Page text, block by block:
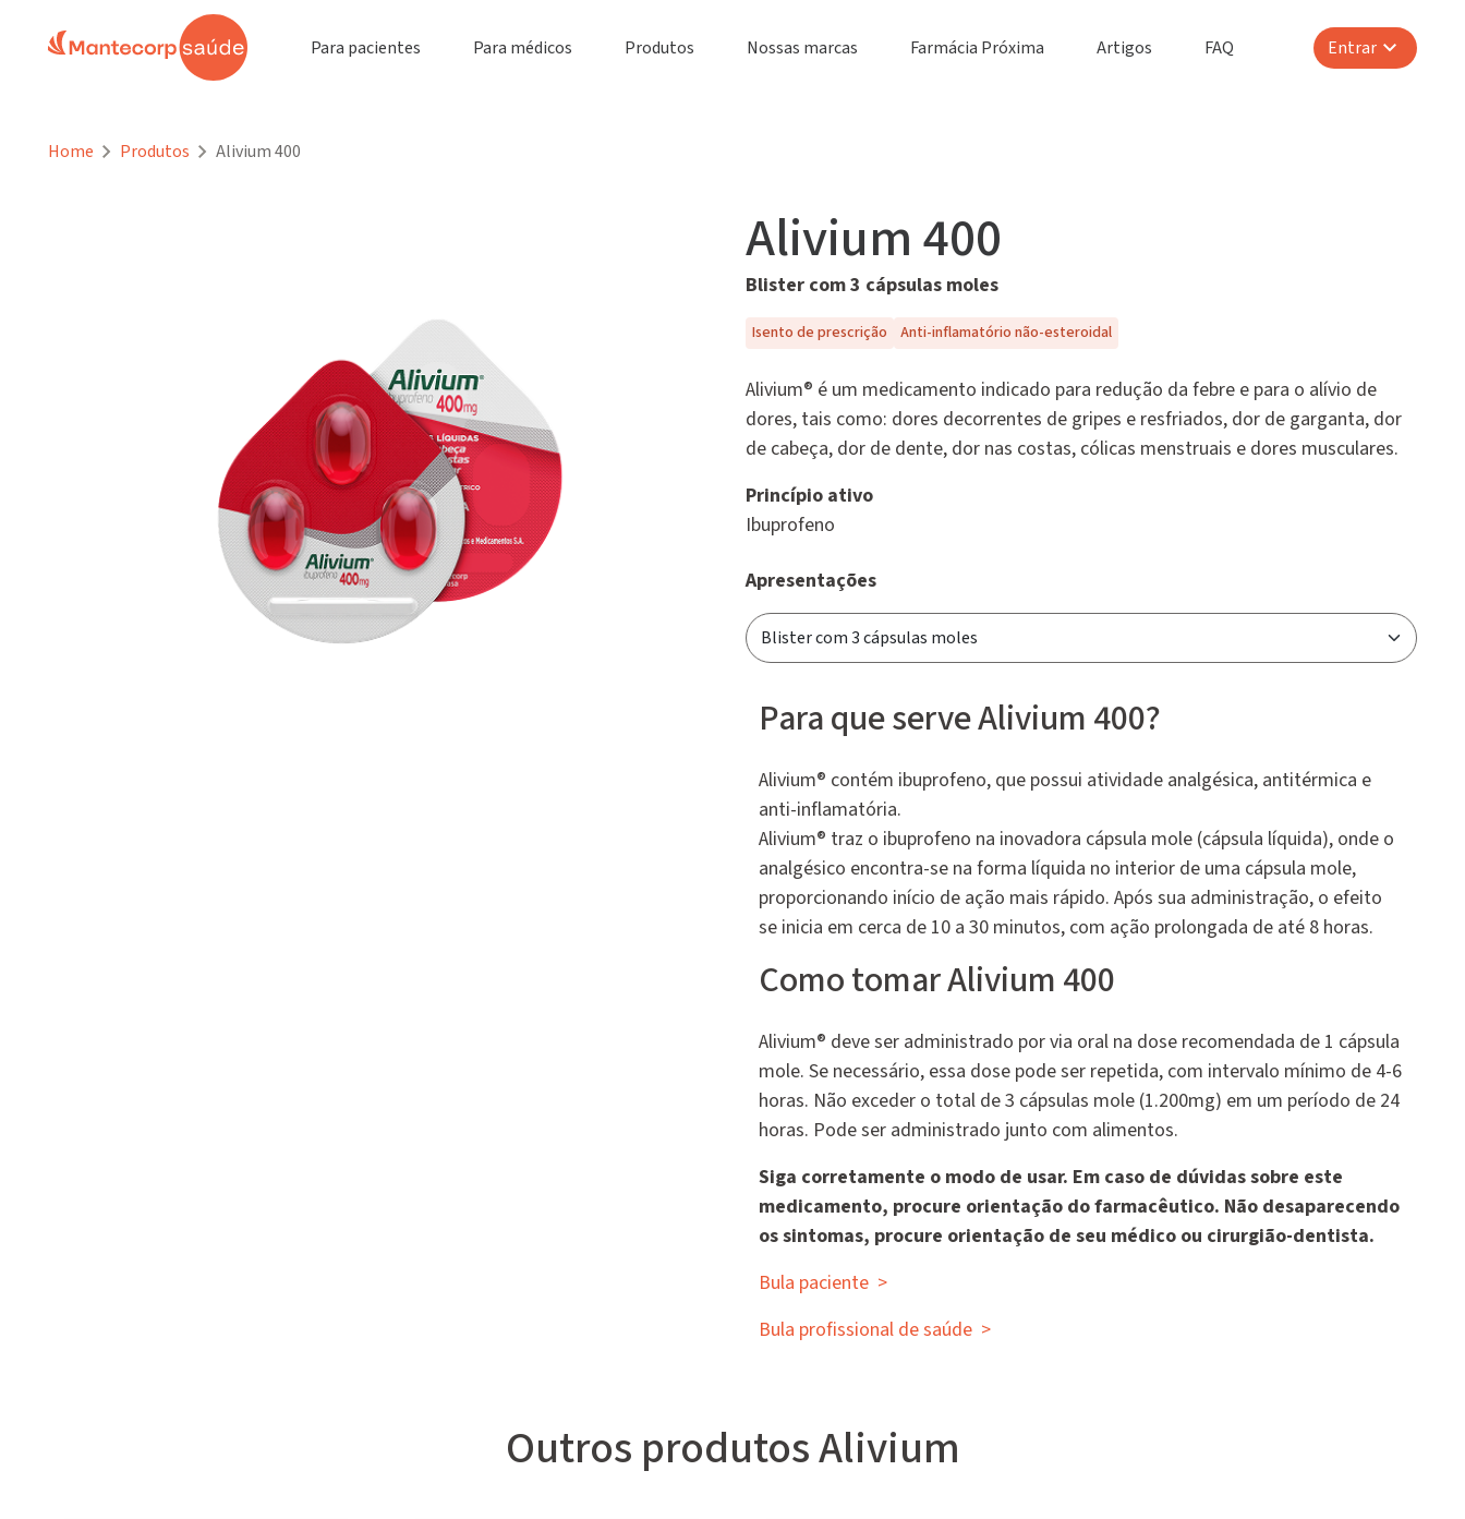
Para pacientes Para médicos Produtos Nossas marcas Farmácia Próxima Artigos FAQ Entrar
Home Produtos Alivium 400
Alivium 400
Blister com 3 cápsulas moles
Isento de prescrição Anti-inflamatório não-esteroidal
Alivium® é um medicamento indicado para redução da febre e para o alívio de
dores, tais como: dores decorrentes de gripes e resfriados, dor de garganta, dor
de cabeça, dor de dente, dor nas costas, cólicas menstruais e dores musculares.
Princípio ativo
Ibuprofeno
Apresentações
Para que serve Alivium 400?
Alivium® contém ibuprofeno, que possui atividade analgésica, antitérmica e
anti-inflamatória.
Alivium® traz o ibuprofeno na inovadora cápsula mole (cápsula líquida), onde o
analgésico encontra-se na forma líquida no interior de uma cápsula mole,
proporcionando início de ação mais rápido. Após sua administração, o efeito
se inicia em cerca de 10 a 30 minutos, com ação prolongada de até 8 horas.
Como tomar Alivium 400
Alivium® deve ser administrado por via oral na dose recomendada de 1 cápsula
mole. Se necessário, essa dose pode ser repetida, com intervalo mínimo de 4-6
horas. Não exceder o total de 3 cápsulas mole (1.200mg) em um período de 24
horas. Pode ser administrado junto com alimentos.
Siga corretamente o modo de usar. Em caso de dúvidas sobre este
medicamento, procure orientação do farmacêutico. Não desaparecendo
os sintomas, procure orientação de seu médico ou cirurgião-dentista.
Bula paciente >
Bula profissional de saúde >
Outros produtos Alivium